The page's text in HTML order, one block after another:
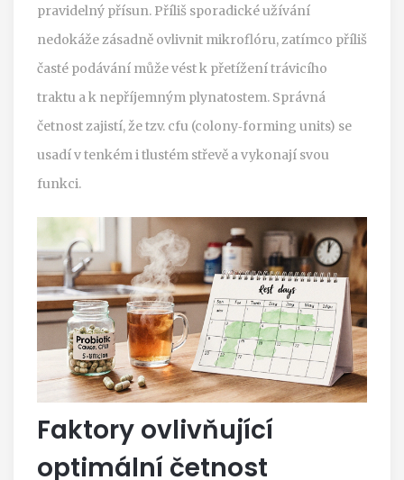
pravidelný přísun. Příliš sporadické užívání
nedokáže zásadně ovlivnit mikroflóru, zatímco příliš
časté podávání může vést k přetížení trávicího
traktu a k nepříjemným plynatostem. Správná
četnost zajistí, že tzv. cfu (colony‑forming units) se
usadí v tenkém i tlustém střevě a vykonají svou
funkci.
Faktory ovlivňující
optimální četnost